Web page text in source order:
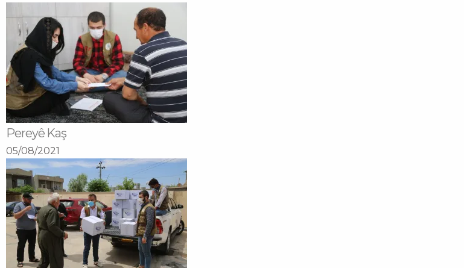
Pereyê Kaş
05/08/2021